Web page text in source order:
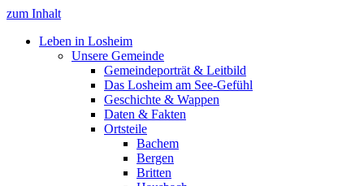
zum Inhalt
Leben in Losheim
Unsere Gemeinde
Gemeindeporträt & Leitbild
Das Losheim am See-Gefühl
Geschichte & Wappen
Daten & Fakten
Ortsteile
Bachem
Bergen
Britten